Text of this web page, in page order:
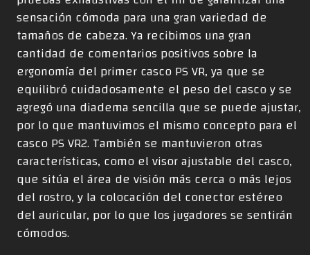
sensación cómoda para una gran variedad de
tamaños de cabeza. Ya recibimos una gran
cantidad de comentarios positivos sobre la
ergonomía del primer casco PS VR, ya que se
equilibró cuidadosamente el peso del casco y se
agregó una diadema sencilla que se puede ajustar,
por lo que mantuvimos el mismo concepto para el
casco PS VR2. También se mantuvieron otras
características, como el visor ajustable del casco,
que sitúa el área de visión más cerca o más lejos
del rostro, y la colocación del conector estéreo
del auricular, por lo que los jugadores se sentirán
cómodos.